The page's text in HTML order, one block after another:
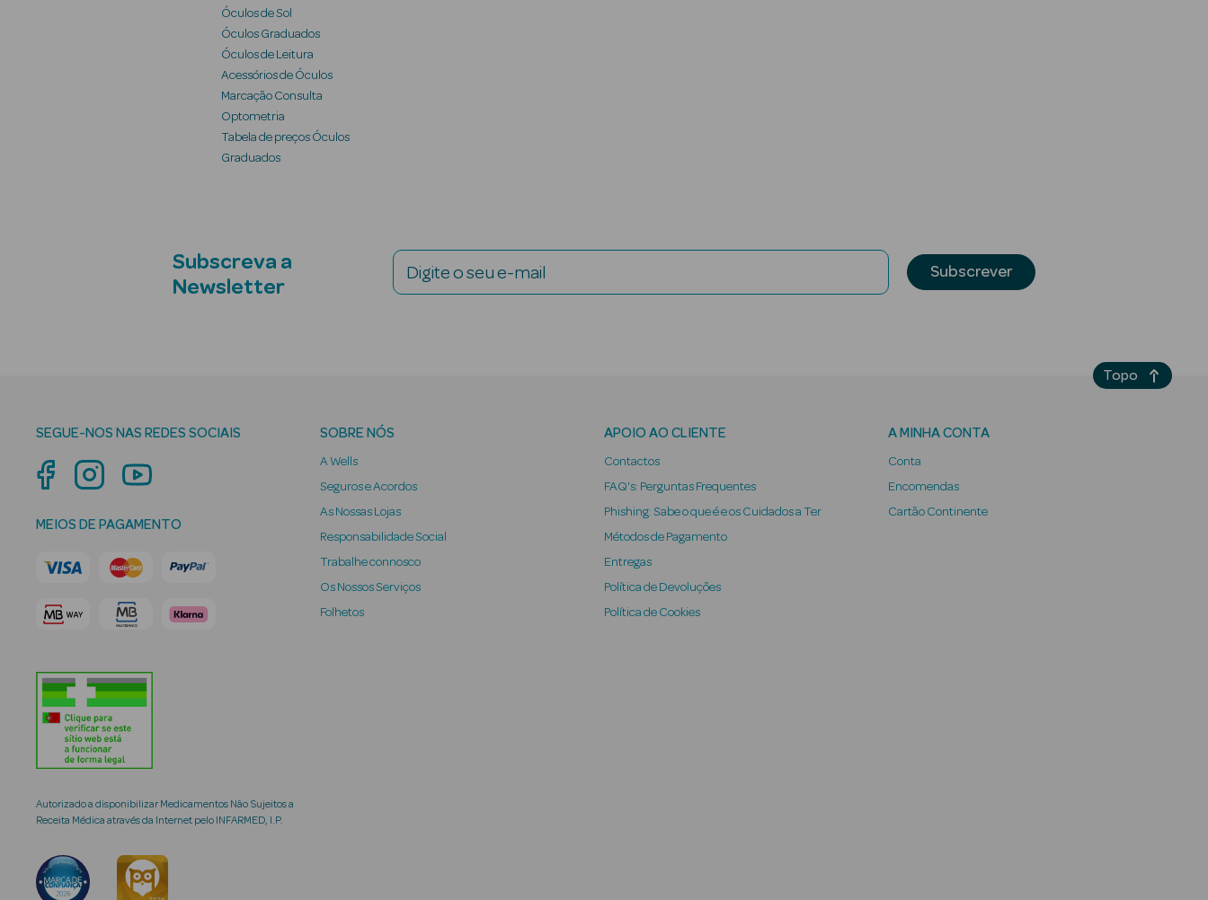
Óculos de Sol
Óculos Graduados
Óculos de Leitura
Acessórios de Óculos
Marcação Consulta
Optometria
Tabela de preços Óculos
Graduados
Subscreva a
Newsletter
Digite o seu e-mail Subscrever
SEGUE-NOS NAS REDES SOCIAIS
MEIOS DE PAGAMENTO
Autorizado a disponibilizar Medicamentos Não Sujeitos a
Receita Médica através da Internet pelo INFARMED, I.P.
SOBRE NÓS
A Wells
Seguros e Acordos
As Nossas Lojas
Responsabilidade Social
Trabalhe connosco
Os Nossos Serviços
Folhetos
APOIO AO CLIENTE
Contactos
FAQ's: Perguntas Frequentes
Phishing: Sabe o que é e os Cuidados a Ter
Métodos de Pagamento
Entregas
Política de Devoluções
Política de Cookies
A MINHA CONTA
Conta
Encomendas
Cartão Continente
Topo